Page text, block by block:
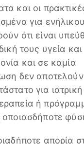
και οι
για
ότι είναι
τους υγεία και
και σε καμία
δεν αποτελούν
για
ή
οποιασδήποτε
απορία